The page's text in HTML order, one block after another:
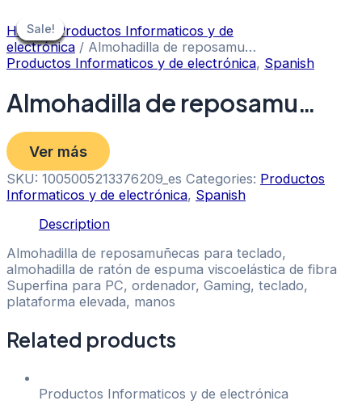
to
content
Sale!
Home/ Productos Informaticos y de
electrónica / Almohadilla de reposamu…
Productos Informaticos y de electrónica, Spanish
Almohadilla de reposamu…
Ver más
SKU: 1005005213376209_es Categories: Productos
Informaticos y de electrónica, Spanish
Description
Almohadilla de reposamuñecas para teclado,
almohadilla de ratón de espuma viscoelástica de fibra
Superfina para PC, ordenador, Gaming, teclado,
plataforma elevada, manos
Related products
Sale!
Sale!
Productos Informaticos y de electrónica
Sale!
Sale!
Sale!
Sale!
Sale!
Sale!